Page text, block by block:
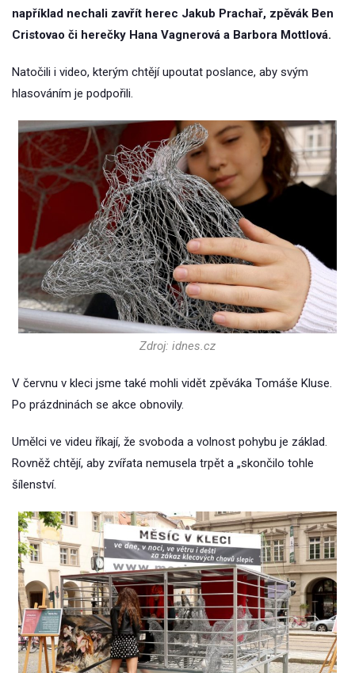
například nechali zavřít herec Jakub Prachař, zpěvák Ben
Cristovao či herečky Hana Vagnerová a Barbora Mottlová.
Natočili i video, kterým chtějí upoutat poslance, aby svým
hlasováním je podpořili.
Zdroj: idnes.cz
V červnu v kleci jsme také mohli vidět zpěváka Tomáše Kluse.
Po prázdninách se akce obnovily.
Umělci ve videu říkají, že svoboda a volnost pohybu je základ.
Rovněž chtějí, aby zvířata nemusela trpět a „skončilo tohle
šílenství.